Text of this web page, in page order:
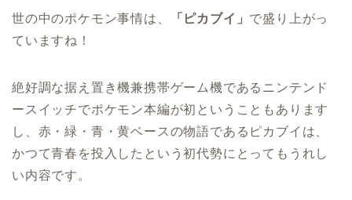
世の中のポケモン事情は、 「ピカブイ」 で盛り上がっ
ていますね！
絶好調な据え置き機兼携帯ゲーム機であるニンテンド
ースイッチでポケモン本編が初ということもあります
し、赤・緑・青・黄ベースの物語であるピカブイは、
かつて青春を投入したという初代勢にとってもうれし
い内容です。